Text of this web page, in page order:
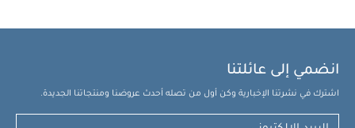
انضمي إلى عائلتنا
اشترك في نشرتنا الإخبارية وكن أول من تصله أحدث عروضنا ومنتجاتنا الجديدة.